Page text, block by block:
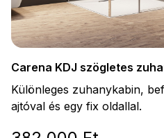
Carena KDJ szögletes
Különleges zuhanykabin,
ajtóval és egy fix oldallal.